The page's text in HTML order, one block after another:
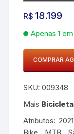
R$ 18.199
Apenas 1
Sava
Boost
29
COMPRAR
SKU:009348
Mais
Atributos: 2021